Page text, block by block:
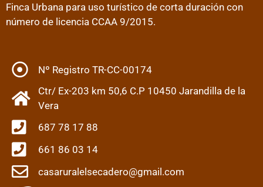
Finca Urbana para uso turístico de corta duración con
número de licencia CCAA 9/2015.
Nº Registro TR-CC-00174
Ctr/ Ex-203 km 50,6 C.P 10450 Jarandilla de la
Vera
687 78 17 88
661 86 03 14
casaruralelsecadero@gmail.com